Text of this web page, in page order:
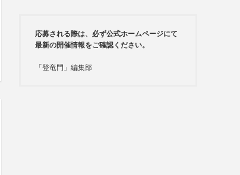
応募される際は、必ず公式ホームページにて
最新の開催情報をご確認ください。
「登竜門」編集部